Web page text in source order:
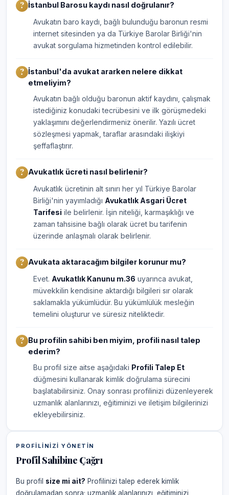
İstanbul Barosu kaydı nasıl doğrulanır?
Avukatın baro kaydı, bağlı bulunduğu baronun resmi
internet sitesinden ya da Türkiye Barolar Birliği'nin
avukat sorgulama hizmetinden kontrol edilebilir.
İstanbul'da avukat ararken nelere dikkat
etmeliyim?
Avukatın bağlı olduğu baronun aktif kaydını, çalışmak
istediğiniz konudaki tecrübesini ve ilk görüşmedeki
yaklaşımını değerlendirmeniz önerilir. Yazılı ücret
sözleşmesi yapmak, taraflar arasındaki ilişkiyi
şeffaflaştırır.
Avukatlık ücreti nasıl belirlenir?
Avukatlık ücretinin alt sınırı her yıl Türkiye Barolar
Birliği'nin yayımladığı Avukatlık Asgari Ücret
Tarifesi ile belirlenir. İşin niteliği, karmaşıklığı ve
zaman tahsisine bağlı olarak ücret bu tarifenin
üzerinde anlaşmalı olarak belirlenir.
Avukata aktaracağım bilgiler korunur mu?
Evet. Avukatlık Kanunu m.36 uyarınca avukat,
müvekkilin kendisine aktardığı bilgileri sır olarak
saklamakla yükümlüdür. Bu yükümlülük mesleğin
temelini oluşturur ve süresiz niteliktedir.
Bu profilin sahibi ben miyim, profili nasıl talep
ederim?
Bu profil size aitse aşağıdaki Profili Talep Et
düğmesini kullanarak kimlik doğrulama sürecini
başlatabilirsiniz. Onay sonrası profilinizi düzenleyerek
uzmanlık alanlarınızı, eğitiminizi ve iletişim bilgilerinizi
ekleyebilirsiniz.
PROFILINIZI YÖNETIN
Profil Sahibine Çağrı
Bu profil size mi ait? Profilinizi talep ederek kimlik
doğrulamadan sonra; uzmanlık alanlarınızı, eğitiminizi,